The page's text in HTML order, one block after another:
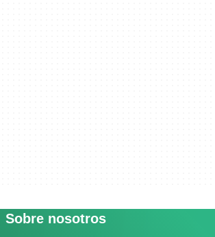
Sobre nosotros